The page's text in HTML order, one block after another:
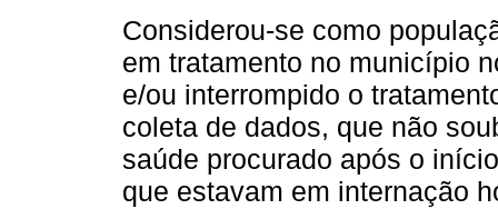
Considerou-se como
em tratamento no município
e/ou interrompido o
coleta de dados, que não
saúde procurado após o
que estavam em internação